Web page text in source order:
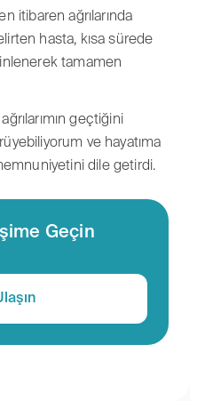
itibaren ağrılarında
hasta, kısa sürede
tamamen
geçtiğini
ve hayatıma
dile getirdi.
Geçin